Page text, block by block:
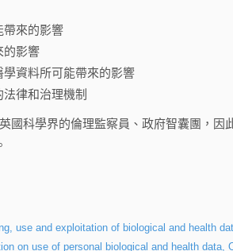
帶來的影響
的影響
資料所可能帶來的影響
律和治理機制
科學界的倫理監察員、政府智囊團，因
use and exploitation of biological and health
on use of personal biological and health data,